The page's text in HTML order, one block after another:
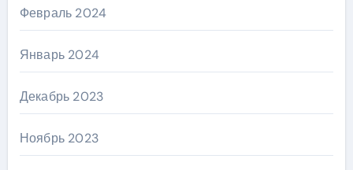
Февраль 2024
Январь 2024
Декабрь 2023
Ноябрь 2023